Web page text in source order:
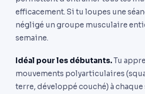
efficacement. Si tu loupes une
négligé un groupe musculaire
semaine.
Idéal pour les débutants.Tu
mouvements polyarticulaires
terre, développé couché) à chaque